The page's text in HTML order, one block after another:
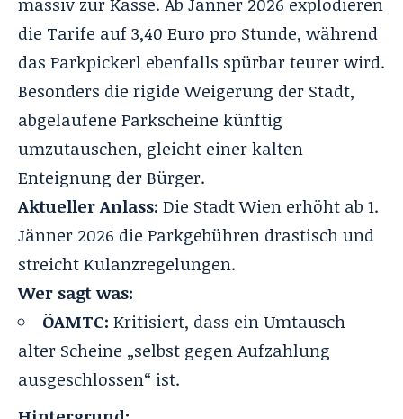
die Tarife auf 3,40 Euro pro Stunde, während
das Parkpickerl ebenfalls spürbar teurer wird.
Besonders die rigide Weigerung der Stadt,
abgelaufene Parkscheine künftig
umzutauschen, gleicht einer kalten
Enteignung der Bürger.
Aktueller Anlass: Die Stadt Wien erhöht ab 1.
Jänner 2026 die Parkgebühren drastisch und
streicht Kulanzregelungen.
Wer sagt was:
ÖAMTC: Kritisiert, dass ein Umtausch
alter Scheine „selbst gegen Aufzahlung
ausgeschlossen“ ist.